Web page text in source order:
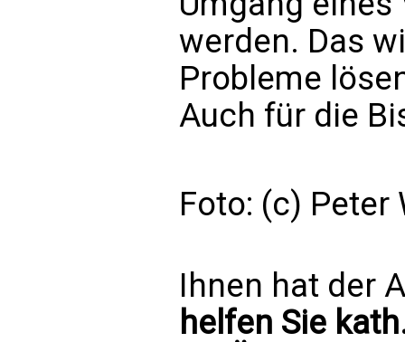
werden. Das
Probleme
Auch für die
Foto: (c)
Ihnen hat der
helfen Sie